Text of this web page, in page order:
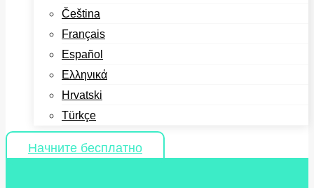
Čeština
Français
Español
Ελληνικά
Hrvatski
Türkçe
Начните бесплатно